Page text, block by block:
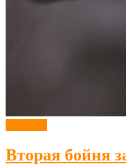
Вторая бойня